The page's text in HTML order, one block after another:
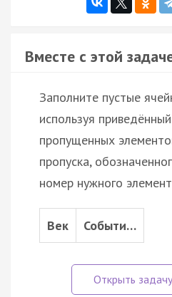
Вместе с этой
Заполните пустые
используя
пропущенных
пропуска,
номер нужного
Век Событи…